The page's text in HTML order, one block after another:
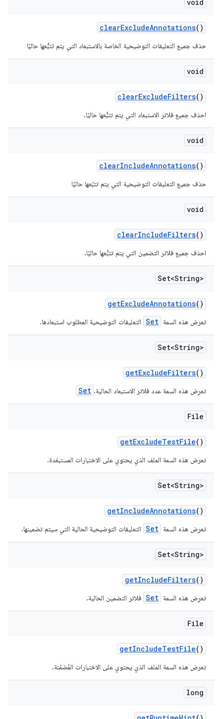
void
clearExcludeAnnotations()
حذف جميع التعليقات التوضيحية الخاصة بالاستبعاد التي يتم تتبُّعها حاليًا
void
clearExcludeFilters()
احذف جميع فلاتر الاستبعاد التي يتم تتبُّعها حاليًا.
void
clearIncludeAnnotations()
حذف جميع التعليقات التوضيحية التي يتم تتبّعها حاليًا
void
clearIncludeFilters()
احذف جميع فلاتر التضمين التي يتم تتبُّعها حاليًا.
Set<String>
getExcludeAnnotations()
تعرض هذه السمة Set التعليقات التوضيحية المطلوب استبعادها.
Set<String>
getExcludeFilters()
تعرِض هذه السمة عدد فلاتر الاستبعاد الحالية. Set
File
getExcludeTestFile()
تعرض هذه السمة الملف الذي يحتوي على الاختبارات المستبعَدة.
Set<String>
getIncludeAnnotations()
تعرض هذه السمة Set التعليقات التوضيحية الحالية التي سيتم تضمينها.
Set<String>
getIncludeFilters()
تعرِض هذه السمة Set فلاتر التضمين الحالية.
File
getIncludeTestFile()
تعرض هذه السمة الملف الذي يحتوي على الاختبارات المُضمّنة.
long